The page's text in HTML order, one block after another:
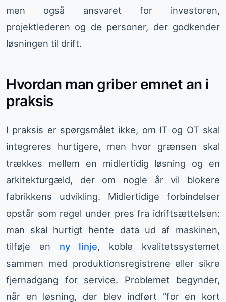
men også ansvaret for investoren,
projektlederen og de personer, der godkender
løsningen til drift.
Hvordan man griber emnet an i
praksis
I praksis er spørgsmålet ikke, om IT og OT skal
integreres hurtigere, men hvor grænsen skal
trækkes mellem en midlertidig løsning og en
arkitekturgæld, der om nogle år vil blokere
fabrikkens udvikling. Midlertidige forbindelser
opstår som regel under pres fra idriftsættelsen:
man skal hurtigt hente data ud af maskinen,
tilføje en ny linje, koble kvalitetssystemet
sammen med produktionsregistrene eller sikre
fjernadgang for service. Problemet begynder,
når en løsning, der blev indført “for en kort